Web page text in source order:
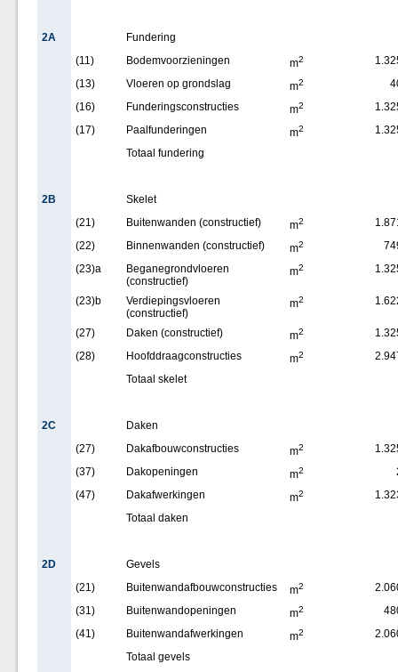
2A
Fundering
(11)
Bodemvoorzieningen m2
(13)
Vloeren op grondslag m2
(16)
Funderingsconstructies m2
(17)
Paalfunderingen m2
Totaal fundering
2B
Skelet
(21)
Buitenwanden (constructief) m2
(22)
Binnenwanden (constructief) m2
(23)a
Beganegrondvloeren
(constructief)
m2
(23)b
Verdiepingsvloeren
(constructief)
m2
(27) Daken (constructief) m2
(28)
Hoofddraagconstructies m2
Totaal skelet
2C
Daken
(27)
Dakafbouwconstructies m2
(37)
Dakopeningen m2
(47)
Dakafwerkingen m2
Totaal daken
2D
Gevels
(21)
Buitenwandafbouwconstructies m2
(31)
Buitenwandopeningen m2
(41)
Buitenwandafwerkingen m2
Totaal gevels